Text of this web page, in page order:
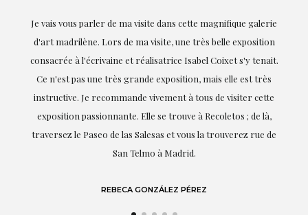
parler de ma visite dans cette magnifique galerie
Lors de ma visite, une très belle exposition
à l'écrivaine et réalisatrice Isabel Coixet s'y tenait.
pas une très grande exposition, mais elle est très
Je recommande vivement à tous de visiter cette
passionnante. Elle se trouve à Recoletos ; de là,
le Paseo de las Salesas et vous la trouverez rue de
San Telmo à Madrid.
REBECA GONZÁLEZ PÉREZ
Exceptionnelle.
réalisation de
goûts et mes
soulignant